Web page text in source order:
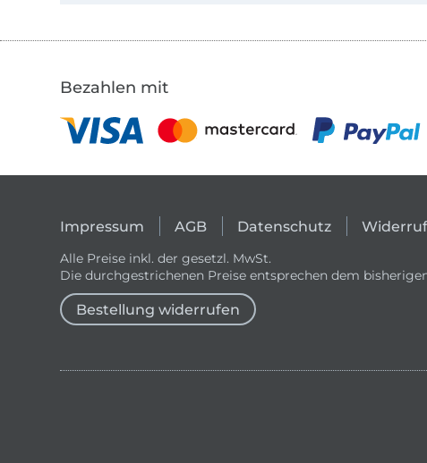
Bezahlen mit
Impressum AGB Datenschutz
Alle Preise inkl. der gesetzl. MwSt.
Die durchgestrichenen Preise entsprechen dem
Bestellung widerrufen